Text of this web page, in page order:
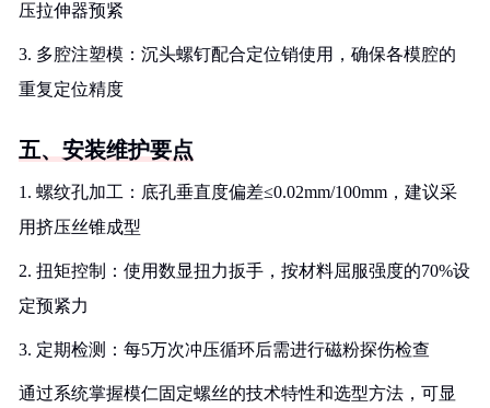
压拉伸器预紧
3. 多腔注塑模：沉头螺钉配合定位销使用，确保各模腔的
重复定位精度
五、安装维护要点
1. 螺纹孔加工：底孔垂直度偏差≤0.02mm/100mm，建议采
用挤压丝锥成型
2. 扭矩控制：使用数显扭力扳手，按材料屈服强度的70%设
定预紧力
3. 定期检测：每5万次冲压循环后需进行磁粉探伤检查
通过系统掌握模仁固定螺丝的技术特性和选型方法，可显